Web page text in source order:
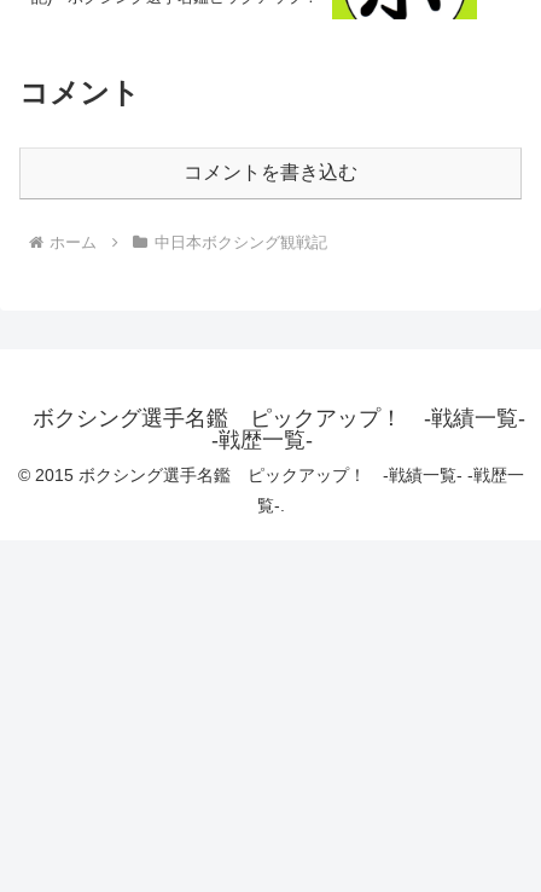
コメント
コメントを書き込む
ホーム 中日本ボクシング観戦記
ボクシング選手名鑑 ピックアップ！ -戦績一覧-
-戦歴一覧-
© 2015 ボクシング選手名鑑 ピックアップ！ -戦績一覧- -戦歴一
覧-.